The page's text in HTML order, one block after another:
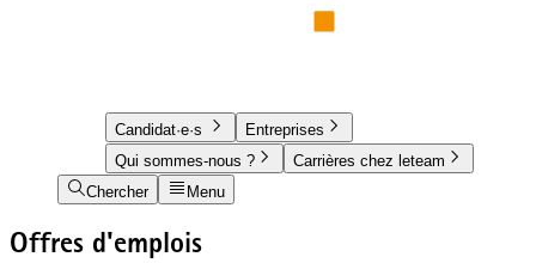
Candidat·e·s
Entreprises
Qui sommes-nous ?
Carrières chez leteam
Chercher
Menu
Offres d'emplois